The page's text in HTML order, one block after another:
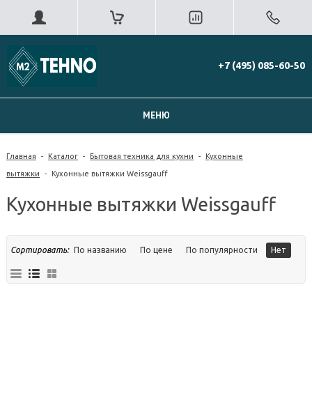
+7 (495) 085-60-50
МЕНЮ
Главная - Каталог - Бытовая техника для кухни - Кухонные
вытяжки - Кухонные вытяжки Weissgauff
Кухонные вытяжки Weissgauff
Сортировать: По названию По цене По популярности Нет